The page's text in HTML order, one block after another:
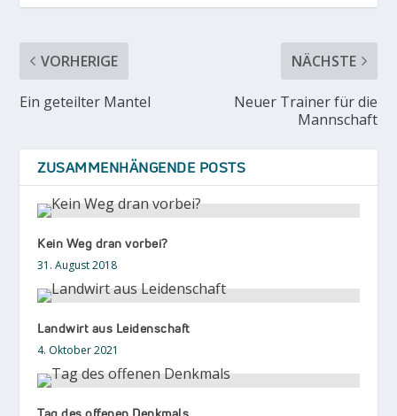
VORHERIGE
Ein geteilter Mantel
NÄCHSTE
Neuer Trainer für die
Mannschaft
ZUSAMMENHÄNGENDE POSTS
Kein Weg dran vorbei?
31. August 2018
Landwirt aus Leidenschaft
4. Oktober 2021